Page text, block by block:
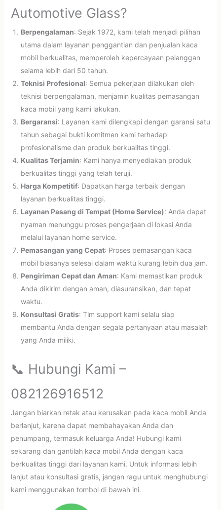
Automotive Glass?
Berpengalaman: Sejak 1972, kami telah menjadi pilihan
utama dalam layanan penggantian dan penjualan kaca
mobil berkualitas, memperoleh kepercayaan pelanggan
selama lebih dari 50 tahun.
Teknisi Profesional: Semua pekerjaan dilakukan oleh
teknisi berpengalaman, menjamin kualitas pemasangan
kaca mobil yang kami lakukan.
Bergaransi: Layanan kami dilengkapi dengan garansi satu
tahun sebagai bukti komitmen kami terhadap
profesionalisme dan produk berkualitas tinggi.
Kualitas Terjamin: Kami hanya menyediakan produk
berkualitas tinggi yang telah teruji.
Harga Kompetitif: Dapatkan harga terbaik dengan
layanan berkualitas tinggi.
Layanan Pasang di Tempat (Home Service): Anda dapat
nyaman menunggu proses pengerjaan di lokasi Anda
melalui layanan home service.
Pemasangan yang Cepat: Proses pemasangan kaca
mobil biasanya selesai dalam waktu kurang lebih dua jam.
Pengiriman Cepat dan Aman: Kami memastikan produk
Anda dikirim dengan aman, diasuransikan, dan tepat
waktu.
Konsultasi Gratis: Tim support kami selalu siap
membantu Anda dengan segala pertanyaan atau masalah
yang Anda miliki.
📞 Hubungi Kami –
082126916512
Jangan biarkan retak atau kerusakan pada kaca mobil Anda
berlanjut, karena dapat membahayakan Anda dan
penumpang, termasuk keluarga Anda! Hubungi kami
sekarang dan gantilah kaca mobil Anda dengan kaca
berkualitas tinggi dari layanan kami. Untuk informasi lebih
lanjut atau konsultasi gratis, jangan ragu untuk menghubungi
kami menggunakan tombol di bawah ini.